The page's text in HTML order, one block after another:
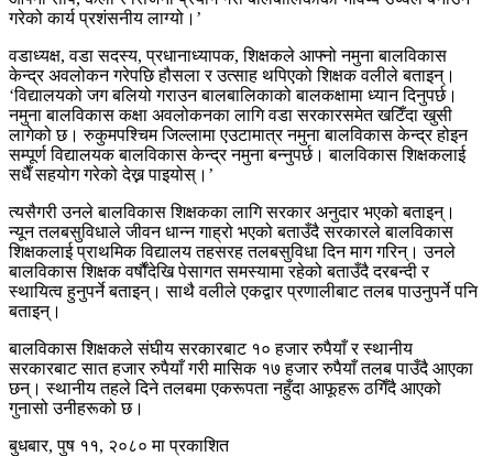
गरेको कार्य प्रशंसनीय लाग्यो।’
वडाध्यक्ष, वडा सदस्य, प्रधानाध्यापक, शिक्षकले आफ्नो नमुना बालविकास
केन्द्र अवलोकन गरेपछि हौसला र उत्साह थपिएको शिक्षक वलीले बताइन्।
‘विद्यालयको जग बलियो गराउन बालबालिकाको बालकक्षामा ध्यान दिनुपर्छ।
नमुना बालविकास कक्षा अवलोकनका लागि वडा सरकारसमेत खटिँदा खुसी
लागेको छ। रुकुमपश्चिम जिल्लामा एउटामात्र नमुना बालविकास केन्द्र होइन
सम्पूर्ण विद्यालयक बालविकास केन्द्र नमुना बन्नुपर्छ। बालविकास शिक्षकलाई
सधैँ सहयोग गरेको देख्न पाइयोस्।’
त्यसैगरी उनले बालविकास शिक्षकका लागि सरकार अनुदार भएको बताइन्।
न्यून तलबसुविधाले जीवन धान्न गाह्रो भएको बताउँदै सरकारले बालविकास
शिक्षकलाई प्राथमिक विद्यालय तहसरह तलबसुविधा दिन माग गरिन्। उनले
बालविकास शिक्षक वर्षौंदेखि पेसागत समस्यामा रहेको बताउँदै दरबन्दी र
स्थायित्व हुनुपर्ने बताइन्। साथै वलीले एकद्वार प्रणालीबाट तलब पाउनुपर्ने पनि
बताइन्।
बालविकास शिक्षकले संघीय सरकारबाट १० हजार रुपैयाँ र स्थानीय
सरकारबाट सात हजार रुपैयाँ गरी मासिक १७ हजार रुपैयाँ तलब पाउँदै आएका
छन्। स्थानीय तहले दिने तलबमा एकरूपता नहुँदा आफूहरू ठगिँदै आएको
गुनासो उनीहरूको छ।
बुधबार, पुष ११, २०८० मा प्रकाशित